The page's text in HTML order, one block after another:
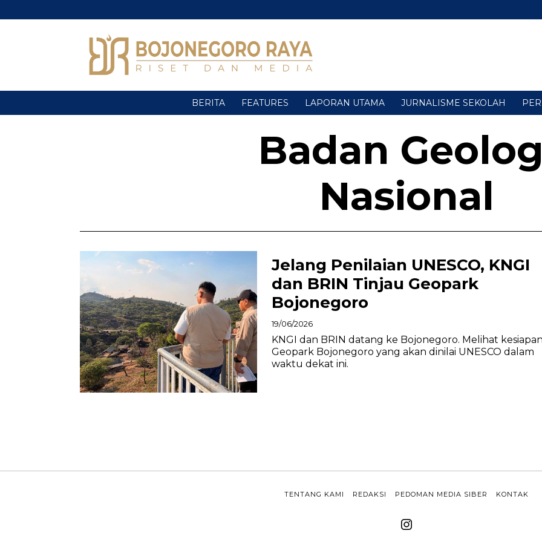
BERITA FEATURES LAPORAN UTAMA JURNALISME SEKOLAH
Badan
Nasional
Jelang Penilaian UNESCO, KNGI
dan BRIN Tinjau Geopark
Bojonegoro
19/06/2026
KNGI dan BRIN datang ke Bojonegoro. Melihat
Geopark Bojonegoro yang akan dinilai UNESCO dalam
waktu dekat ini.
TENTANG KAMI REDAKSI PEDOMAN MEDIA SIBER KONTAK